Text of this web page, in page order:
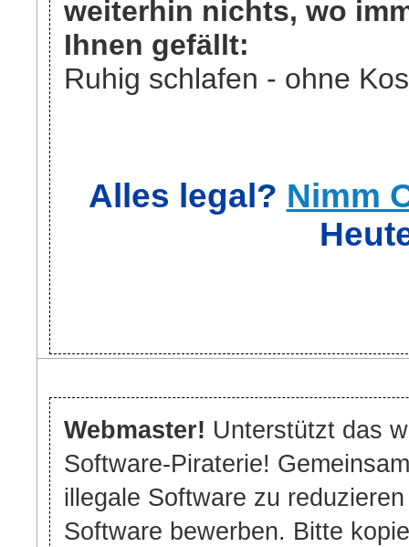
weiterhin nichts, wo
Ihnen gefällt:
Ruhig schlafen - ohne
Alles legal? Nimm
Webmaster! Unterstützt das
Software-Piraterie!
illegale Software zu
Software bewerben. Bitte